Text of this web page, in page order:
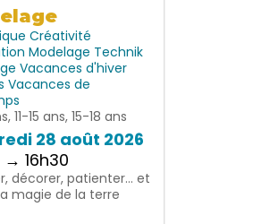
Créativité
Modelage Technik
Vacances d'hiver
Vacances de
11-15 ans, 15-18 ans
28 août 2026
→ 16h30
décorer, patienter… et
magie de la terre